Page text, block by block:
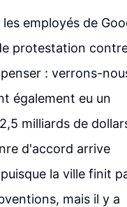
employés de
protestation
: verrons-
également eu un
milliards de
d'accord arrive
la ville finit
mais il y a